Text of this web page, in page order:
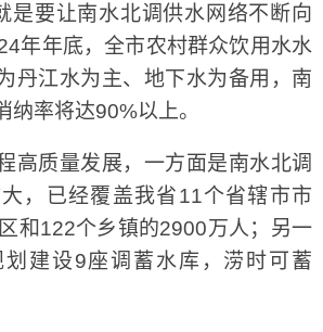
是要让南水北调供水网络不断向
年年底，全市农村群众饮用水水
丹江水为主、地下水为备用，南
纳率将达90%以上。
质量发展，一方面是南水北调
，已经覆盖我省11个省辖市市
和122个乡镇的2900万人；另一
建设9座调蓄水库，涝时可蓄